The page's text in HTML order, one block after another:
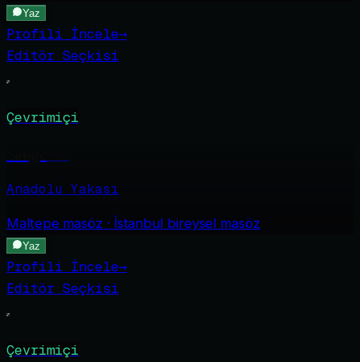
Yaz
Profili İncele→
Editör Seçkisi
Çevrimiçi
Anadolu Yakası
Maltepemasöz · İstanbul bireysel masöz
Yaz
Profili İncele→
Editör Seçkisi
Çevrimiçi